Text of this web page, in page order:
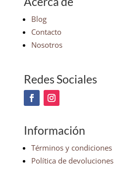
Blog
Contacto
Nosotros
Redes Sociales
Información
Términos y condiciones
Política de devoluciones